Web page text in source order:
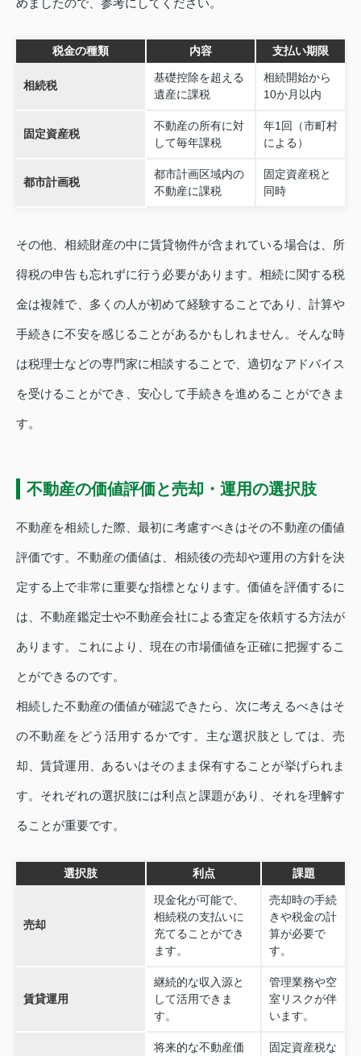
めましたので、参考にしてください。
税金の種類 内容 支払い期限
相続税
基礎控除を超える
遺産に課税
相続開始から
10か月以内
固定資産税
不動産の所有に対
して毎年課税
年1回（市町村
による）
都市計画税
都市計画区域内の
不動産に課税
固定資産税と
同時
その他、相続財産の中に賃貸物件が含まれている場合は、所
得税の申告も忘れずに行う必要があります。相続に関する税
金は複雑で、多くの人が初めて経験することであり、計算や
手続きに不安を感じることがあるかもしれません。そんな時
は税理士などの専門家に相談することで、適切なアドバイス
を受けることができ、安心して手続きを進めることができま
す。
不動産の価値評価と売却・運用の選択肢
不動産を相続した際、最初に考慮すべきはその不動産の価値
評価です。不動産の価値は、相続後の売却や運用の方針を決
定する上で非常に重要な指標となります。価値を評価するに
は、不動産鑑定士や不動産会社による査定を依頼する方法が
あります。これにより、現在の市場価値を正確に把握するこ
とができるのです。
相続した不動産の価値が確認できたら、次に考えるべきはそ
の不動産をどう活用するかです。主な選択肢としては、売
却、賃貸運用、あるいはそのまま保有することが挙げられま
す。それぞれの選択肢には利点と課題があり、それを理解す
ることが重要です。
選択肢 利点 課題
売却
現金化が可能で、
相続税の支払いに
充てることができ
ます。
売却時の手続
きや税金の計
算が必要で
す。
賃貸運用
継続的な収入源と
して活用できま
す。
管理業務や空
室リスクが伴
います。
将来的な不動産価
固定資産税な